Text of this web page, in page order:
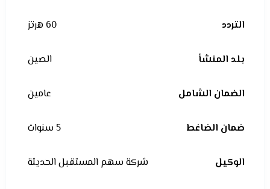
التردد 60 هرتز
بلد المنشأ الصين
الضمان الشامل عامين
ضمان الضاغط 5 سنوات
الوكيل شركة سهم المستقبل الحديثة